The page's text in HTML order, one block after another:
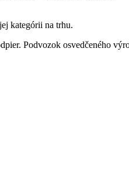
kategórii na trhu.
Podvozok osvedčeného